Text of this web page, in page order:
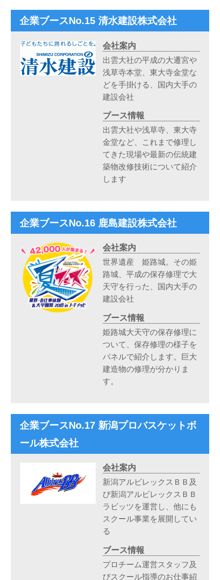
企業ブースNo.15 清水建設株式会社
会社案内
出雲大社の平成の大遷宮や
浅草寺本堂、東大寺金堂な
どを手掛ける、国内大手の
建設会社
ブース情報
出雲大社や浅草寺、東大寺
金堂など、これまで修理し
てきた現場や最新の伝統建
築物改修技術について紹介
します
企業ブースNo.16 鹿島建設株式会社
会社案内
世界遺産 姫路城。その姫
路城、平成の保存修理で大
天守を行った、国内大手の
建設会社
ブース情報
姫路城大天守の保存修理に
ついて、保存修理の様子を
パネルで紹介します。巨大
建造物の修理が分かりま
す。
企業ブースNo.17 新潟プロバスケットボ
ール株式会社
会社案内
新潟アルビレックスＢＢ及
び新潟アルビレックスＢＢ
ラビッツを運営し、他にも
スクール事業を展開してい
る
ブース情報
プロチーム運営スタッフ及
びスクール指導のお仕事紹